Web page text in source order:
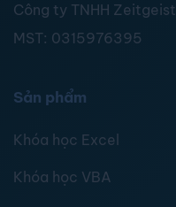
Công ty TNHH Zeitgeist
MST: 0315976395
Sản phẩm
Khóa học Excel
Khóa học VBA